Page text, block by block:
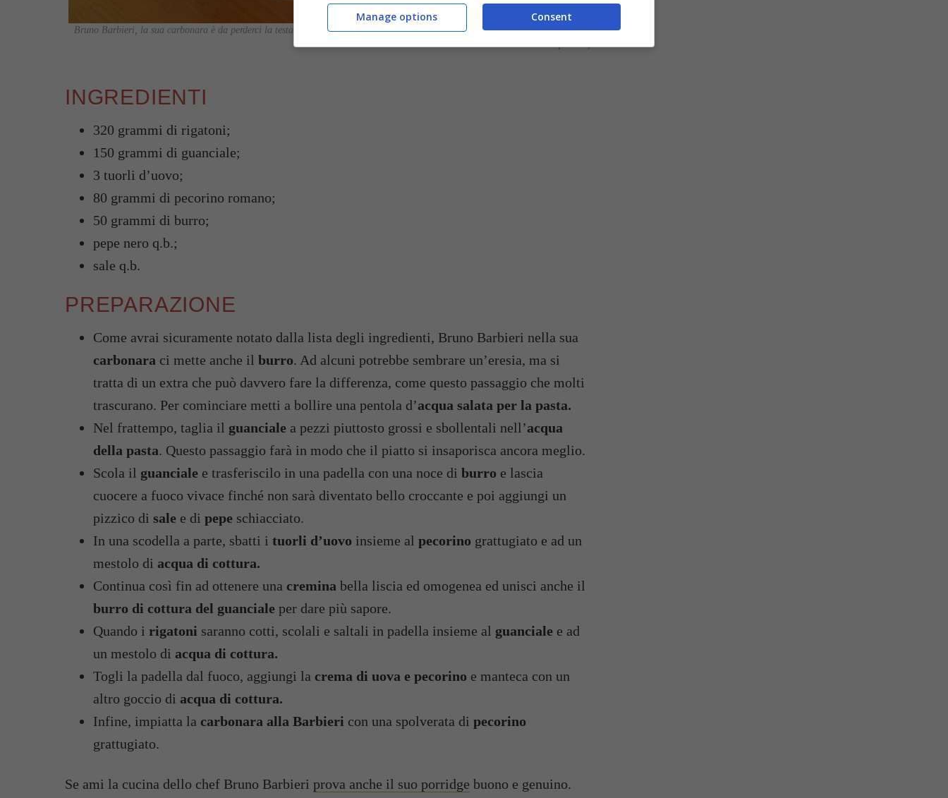
Bruno Barbieri, la sua carbonara è da perderci la testa: il passaggio da non trascurare (Fonte: YouTube @Bruno Barbieri Chef –
Buttalapasta.it)
INGREDIENTI
320 grammi di rigatoni;
150 grammi di guanciale;
3 tuorli d’uovo;
80 grammi di pecorino romano;
50 grammi di burro;
pepe nero q.b.;
sale q.b.
PREPARAZIONE
Come avrai sicuramente notato dalla lista degli ingredienti, Bruno Barbieri nella sua
carbonara ci mette anche il burro. Ad alcuni potrebbe sembrare un’eresia, ma si
tratta di un extra che può davvero fare la differenza, come questo passaggio che molti
trascurano. Per cominciare metti a bollire una pentola d’acqua salata per la pasta.
Nel frattempo, taglia il guanciale a pezzi piuttosto grossi e sbollentali nell’acqua
della pasta. Questo passaggio farà in modo che il piatto si insaporisca ancora meglio.
Scola il guanciale e trasferiscilo in una padella con una noce di burro e lascia
cuocere a fuoco vivace finché non sarà diventato bello croccante e poi aggiungi un
pizzico di sale e di pepe schiacciato.
In una scodella a parte, sbatti i tuorli d’uovo insieme al pecorino grattugiato e ad un
mestolo di acqua di cottura.
Continua così fin ad ottenere una cremina bella liscia ed omogenea ed unisci anche il
burro di cottura del guanciale per dare più sapore.
Quando i rigatoni saranno cotti, scolali e saltali in padella insieme al guanciale e ad
un mestolo di acqua di cottura.
Togli la padella dal fuoco, aggiungi la crema di uova e pecorino e manteca con un
altro goccio di acqua di cottura.
Infine, impiatta la carbonara alla Barbieri con una spolverata di pecorino
grattugiato.
Se ami la cucina dello chef Bruno Barbieri prova anche il suo porridge buono e genuino.
Consent
Manage options